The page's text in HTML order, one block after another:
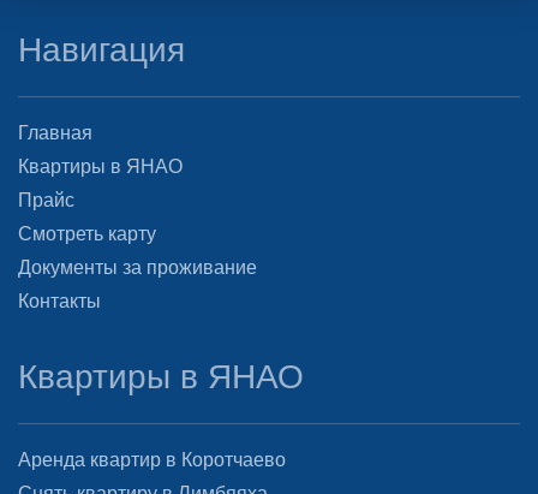
Навигация
Главная
Квартиры в ЯНАО
Прайс
Смотреть карту
Документы за проживание
Контакты
Квартиры в ЯНАО
Аренда квартир в Коротчаево